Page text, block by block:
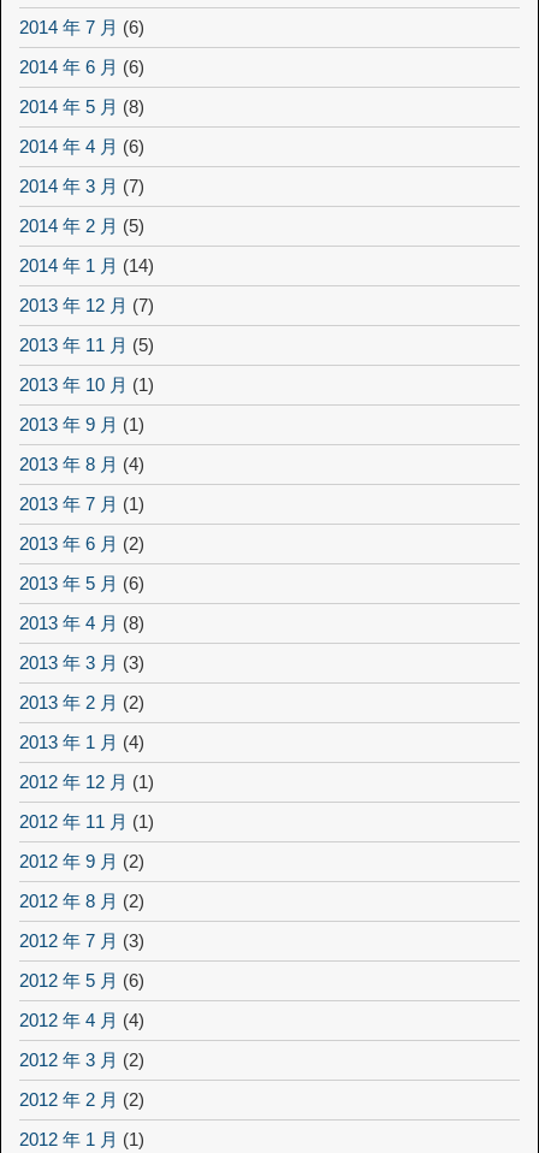
2014 年 7 月 (6)
2014 年 6 月 (6)
2014 年 5 月 (8)
2014 年 4 月 (6)
2014 年 3 月 (7)
2014 年 2 月 (5)
2014 年 1 月 (14)
2013 年 12 月 (7)
2013 年 11 月 (5)
2013 年 10 月 (1)
2013 年 9 月 (1)
2013 年 8 月 (4)
2013 年 7 月 (1)
2013 年 6 月 (2)
2013 年 5 月 (6)
2013 年 4 月 (8)
2013 年 3 月 (3)
2013 年 2 月 (2)
2013 年 1 月 (4)
2012 年 12 月 (1)
2012 年 11 月 (1)
2012 年 9 月 (2)
2012 年 8 月 (2)
2012 年 7 月 (3)
2012 年 5 月 (6)
2012 年 4 月 (4)
2012 年 3 月 (2)
2012 年 2 月 (2)
2012 年 1 月 (1)